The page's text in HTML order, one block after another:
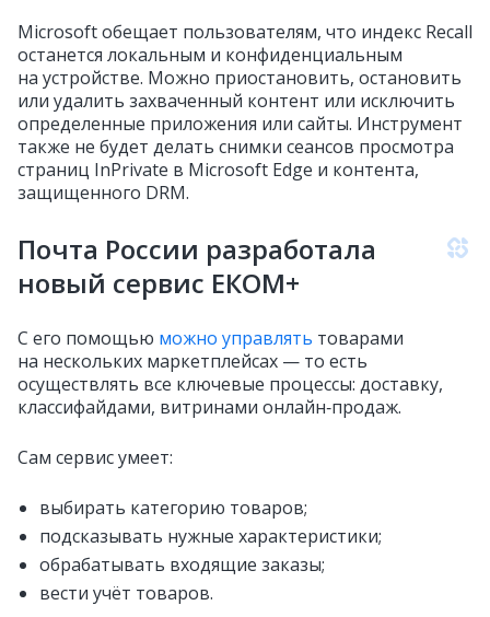
Microsoft обещает пользователям, что индекс Recall
останется локальным и конфиденциальным
на устройстве. Можно приостановить, остановить
или удалить захваченный контент или исключить
определенные приложения или сайты. Инструмент
также не будет делать снимки сеансов просмотра
страниц InPrivate в Microsoft Edge и контента,
защищенного DRM.
Почта России разработала
новый сервис ЕКОМ+
С его помощью можно управлять товарами
на нескольких маркетплейсах — то есть
осуществлять все ключевые процессы: доставку,
классифайдами, витринами онлайн‑продаж.
Сам сервис умеет:
выбирать категорию товаров;
подсказывать нужные характеристики;
обрабатывать входящие заказы;
вести учёт товаров.